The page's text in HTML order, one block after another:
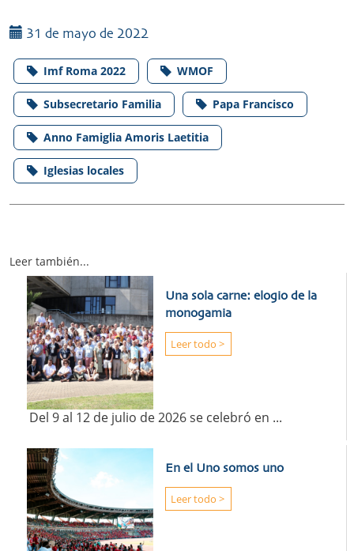
31 de mayo de 2022
Imf Roma 2022 WMOF
Subsecretario Familia Papa Francisco
Anno Famiglia Amoris Laetitia
Iglesias locales
Leer también...
Una sola carne: elogio de la
monogamia
Del 9 al 12 de julio de 2026 se celebró en ...
Leer todo >
En el Uno somos uno
Leer todo >